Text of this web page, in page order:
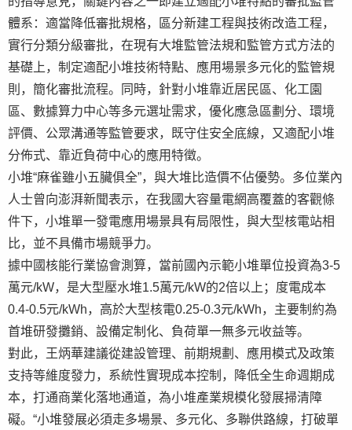
體系：適當降低審批規格，區分新建工程與技術改造工程，
實行分類分級審批，在現有大堆監管法規和監管方式方法的
基礎上，制定適配小堆技術特點、應用場景多元化的監管規
則，簡化審批流程。同時，針對小堆靠近居民區、化工園
區、數據算力中心等多元選址需求，優化應急區劃分、環境
評價、公眾溝通等監管要求，既守住安全底線，又適配小堆
分佈式、靠近負荷中心的應用特徵。
小堆“麻雀雖小五臟俱全”，與大堆比造價不佔優勢。多位業內
人士曾向澎湃新聞表示，在我國大容量電網高覆蓋的客觀條
件下，小堆單一發電應用場景具有局限性，與大型核電站相
比，並不具備市場競爭力。
據中國核能行業協會測算，當前國內示範小堆單位投資為3-5
萬元/kW，是大型壓水堆1.5萬元/kW的2倍以上；度電成本
0.4-0.5元/kWh，高於大型核電0.25-0.3元/kWh，主要制約為
首堆研發攤銷、設備定制化、負荷單一無多元收益等。
對此，王炳華建議從建設管理、前期規劃、應用模式及政策
支持等維度發力，系統性實現成本控制，降低全生命週期成
本，打通商業化落地通道，為小堆產業規模化發展掃清障
礙。“小堆發展必須走多場景、多元化、多聯供路線，打破單